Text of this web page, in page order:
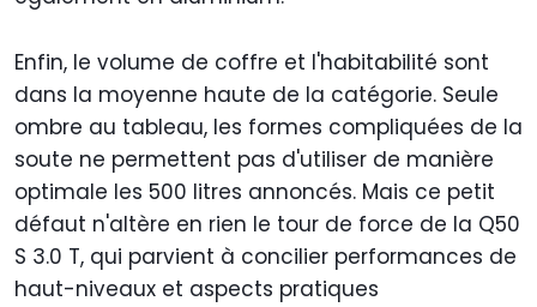
Enfin, le volume de coffre et l'habitabilité sont
dans la moyenne haute de la catégorie. Seule
ombre au tableau, les formes compliquées de la
soute ne permettent pas d'utiliser de manière
optimale les 500 litres annoncés. Mais ce petit
défaut n'altère en rien le tour de force de la Q50
S 3.0 T, qui parvient à concilier performances de
haut-niveaux et aspects pratiques